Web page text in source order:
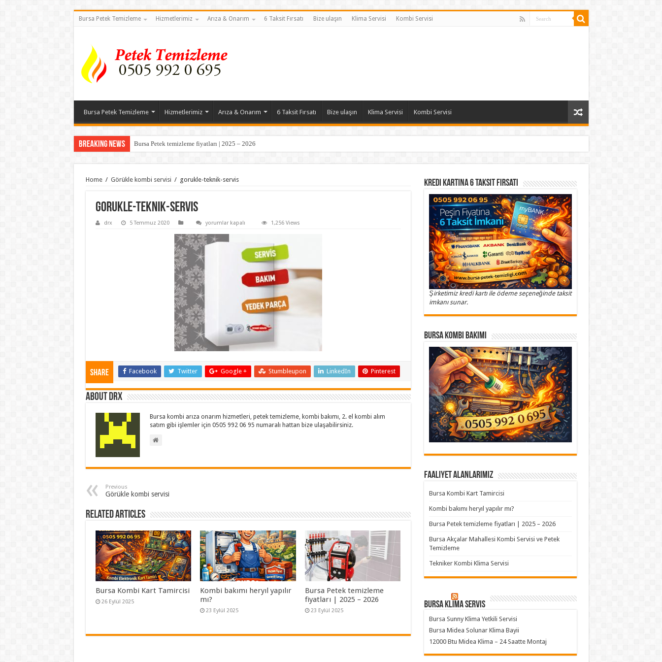
Bursa Petek Temizleme Hizmetlerimiz Arıza & Onarım 6 Taksit Fırsatı Bize ulaşın Klima Servisi Kombi Servisi
Bursa Petek Temizleme Hizmetlerimiz Arıza & Onarım 6 Taksit Fırsatı Bize ulaşın Klima Servisi Kombi Servisi
Breaking News Bursa Petek temizleme fiyatları | 2025 – 2026
Home / Görükle kombi servisi / gorukle-teknik-servis
gorukle-teknik-servis
drx 5 Temmuz 2020
gorukle-
servis
için
yorumlar kapalı 1,256 Views
Share Facebook Twitter Google + Stumbleupon LinkedIn Pinterest
About drx
Bursa kombi arıza onarım hizmetleri, petek temizleme, kombi bakımı, 2. el kombi alım
satım gibi işlemler için 0505 992 06 95 numaralı hattan bize ulaşabilirsiniz.
Previous
Görükle kombi servisi
Related Articles
Bursa Kombi Kart Tamircisi
26 Eylül 2025
Kombi bakımı heryıl yapılır
mı?
23 Eylül 2025
Bursa Petek temizleme
fiyatları | 2025 – 2026
23 Eylül 2025
Kredi Kartına 6 Taksit Fırsatı
Şirketimiz kredi kartı ile ödeme seçeneğinde taksit
imkanı sunar.
Bursa Kombi Bakımı
Faaliyet Alanlarımız
Bursa Kombi Kart Tamircisi
Kombi bakımı heryıl yapılır mı?
Bursa Petek temizleme fiyatları | 2025 – 2026
Bursa Akçalar Mahallesi Kombi Servisi ve Petek
Temizleme
Tekniker Kombi Klima Servisi
Bursa klima servis
Bursa Sunny Klima Yetkili Servisi
Bursa Midea Solunar Klima Bayii
12000 Btu Midea Klima – 24 Saatte Montaj